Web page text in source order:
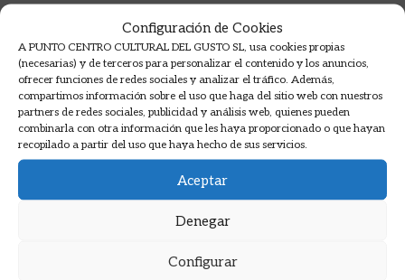
Configuración de Cookies
A PUNTO CENTRO CULTURAL DEL GUSTO SL, usa cookies propias
(necesarias) y de terceros para personalizar el contenido y los anuncios,
ofrecer funciones de redes sociales y analizar el tráfico. Además,
compartimos información sobre el uso que haga del sitio web con nuestros
partners de redes sociales, publicidad y análisis web, quienes pueden
combinarla con otra información que les haya proporcionado o que hayan
recopilado a partir del uso que haya hecho de sus servicios.
Aceptar
Denegar
Configurar
Opiniones en Google sobre nuestros cursos de
cocina.